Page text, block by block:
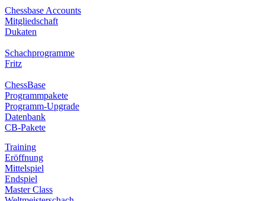
Chessbase Accounts
Mitgliedschaft
Dukaten
Schachprogramme
Fritz
ChessBase
Programmpakete
Programm-Upgrade
Datenbank
CB-Pakete
Training
Eröffnung
Mittelspiel
Endspiel
Master Class